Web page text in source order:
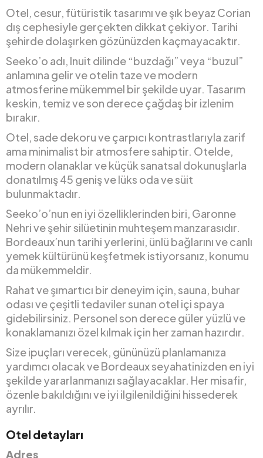
Otel, cesur, fütüristik tasarımı ve şık beyaz Corian
dış cephesiyle gerçekten dikkat çekiyor. Tarihi
şehirde dolaşırken gözünüzden kaçmayacaktır.
Seeko’o adı, Inuit dilinde “buzdağı” veya “buzul”
anlamına gelir ve otelin taze ve modern
atmosferine mükemmel bir şekilde uyar. Tasarım
keskin, temiz ve son derece çağdaş bir izlenim
bırakır.
Otel, sade dekoru ve çarpıcı kontrastlarıyla zarif
ama minimalist bir atmosfere sahiptir. Otelde,
modern olanaklar ve küçük sanatsal dokunuşlarla
donatılmış 45 geniş ve lüks oda ve süit
bulunmaktadır.
Seeko’o’nun en iyi özelliklerinden biri, Garonne
Nehri ve şehir silüetinin muhteşem manzarasıdır.
Bordeaux’nun tarihi yerlerini, ünlü bağlarını ve canlı
yemek kültürünü keşfetmek istiyorsanız, konumu
da mükemmeldir.
Rahat ve şımartıcı bir deneyim için, sauna, buhar
odası ve çeşitli tedaviler sunan otel içi spaya
gidebilirsiniz. Personel son derece güler yüzlü ve
konaklamanızı özel kılmak için her zaman hazırdır.
Size ipuçları verecek, gününüzü planlamanıza
yardımcı olacak ve Bordeaux seyahatinizden en iyi
şekilde yararlanmanızı sağlayacaklar. Her misafir,
özenle bakıldığını ve iyi ilgilenildiğini hissederek
ayrılır.
Otel detayları
Adres